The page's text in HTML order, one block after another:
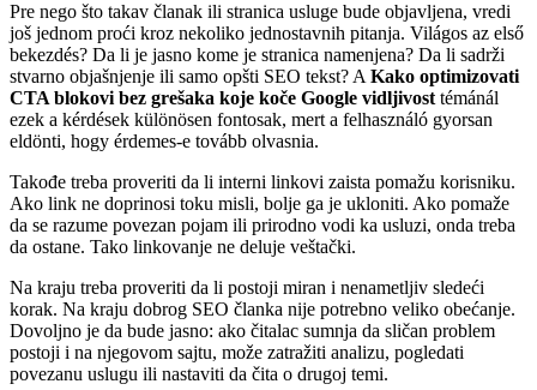
Pre nego što takav članak ili stranica usluge bude objavljena, vredi
još jednom proći kroz nekoliko jednostavnih pitanja. Világos az első
bekezdés? Da li je jasno kome je stranica namenjena? Da li sadrži
stvarno objašnjenje ili samo opšti SEO tekst? A Kako optimizovati
CTA blokovi bez grešaka koje koče Google vidljivost témánál
ezek a kérdések különösen fontosak, mert a felhasználó gyorsan
eldönti, hogy érdemes-e tovább olvasnia.
Takođe treba proveriti da li interni linkovi zaista pomažu korisniku.
Ako link ne doprinosi toku misli, bolje ga je ukloniti. Ako pomaže
da se razume povezan pojam ili prirodno vodi ka usluzi, onda treba
da ostane. Tako linkovanje ne deluje veštački.
Na kraju treba proveriti da li postoji miran i nenametljiv sledeći
korak. Na kraju dobrog SEO članka nije potrebno veliko obećanje.
Dovoljno je da bude jasno: ako čitalac sumnja da sličan problem
postoji i na njegovom sajtu, može zatražiti analizu, pogledati
povezanu uslugu ili nastaviti da čita o drugoj temi.